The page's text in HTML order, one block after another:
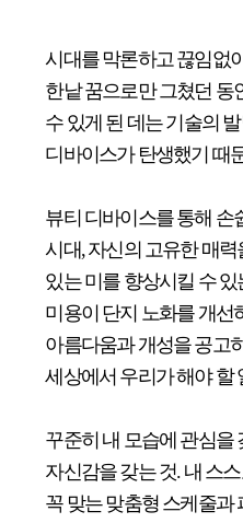
시대를 막론하고 끊임없
한낱 꿈으로만 그쳤던 동
수 있게 된 데는 기술의
디바이스가 탄생했기 때
뷰티 디바이스를 통해 손
시대, 자신의 고유한 매
있는 미를 향상시킬 수
미용이 단지 노화를 개선
아름다움과 개성을 공고
세상에서 우리가 해야 할
꾸준히 내 모습에 관심을
자신감을 갖는 것. 내 스
꼭 맞는 맞춤형 스케줄과